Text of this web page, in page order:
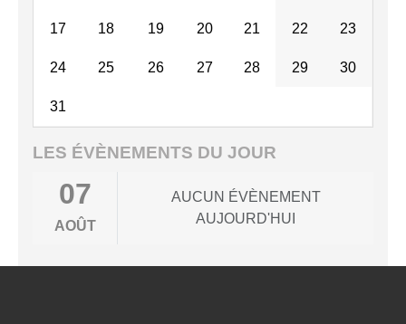
17 18 19 20 21 22 23
24 25 26 27 28 29 30
31
LES ÉVÈNEMENTS DU JOUR
07
AOÛT
AUCUN ÉVÈNEMENT
AUJOURD'HUI